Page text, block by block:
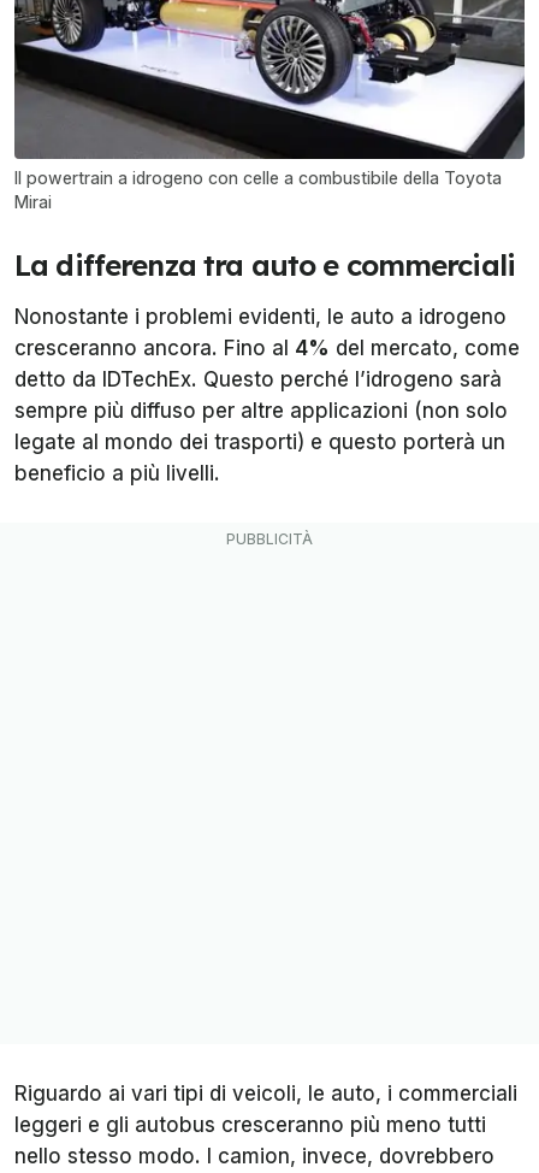
Il powertrain a idrogeno con celle a combustibile della Toyota
Mirai
La differenza tra auto e commerciali
Nonostante i problemi evidenti, le auto a idrogeno
cresceranno ancora. Fino al 4% del mercato, come
detto da IDTechEx. Questo perché l’idrogeno sarà
sempre più diffuso per altre applicazioni (non solo
legate al mondo dei trasporti) e questo porterà un
beneficio a più livelli.
Riguardo ai vari tipi di veicoli, le auto, i commerciali
leggeri e gli autobus cresceranno più meno tutti
nello stesso modo. I camion, invece, dovrebbero